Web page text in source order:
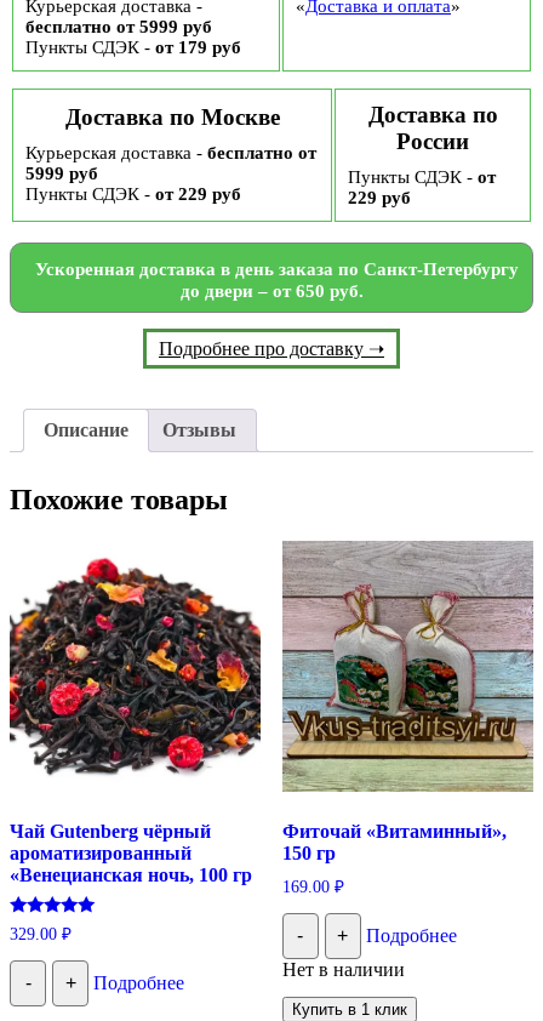
Курьерская доставка -
бесплатно от 5999 руб
Пункты СДЭК - от 179 руб
«Доставка и оплата»
Доставка по Москве
Курьерская доставка - бесплатно от
5999 руб
Пункты СДЭК - от 229 руб
Доставка по
России
Пункты СДЭК - от
229 руб
Ускоренная доставка в день заказа по Санкт-Петербургу
до двери – от 650 руб.
Подробнее про доставку ➝
Описание Отзывы
Похожие товары
Чай Gutenberg чёрный
ароматизированный
«Венецианская ночь, 100 гр
Оценка
5.00
из 5
329.00 ₽
- + Подробнее
Фиточай «Витаминный»,
150 гр
169.00 ₽
- +
Подробнее
Нет в наличии
Купить в 1 клик